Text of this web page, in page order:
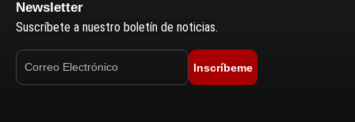
Newsletter
Suscríbete a nuestro boletín de noticias.
Inscríbeme